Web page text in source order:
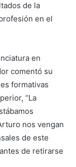
de la
en el
en
comentó su
formativas
“La
nos vengan
de este
de retirarse